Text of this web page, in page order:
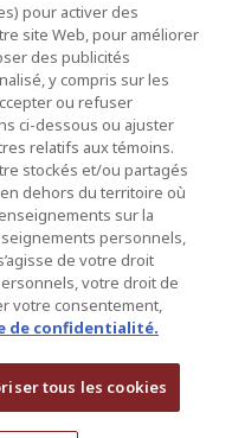
s.r.l.
| Ottawa | New York
pour activer des
site Web, pour améliorer
des publicités
y compris sur les
ou refuser
ci-dessous ou ajuster
relatifs aux témoins.
stockés et/ou partagés
dehors du territoire où
sur la
personnels,
de votre droit
votre droit de
votre consentement,
de confidentialité.
tous les cookies